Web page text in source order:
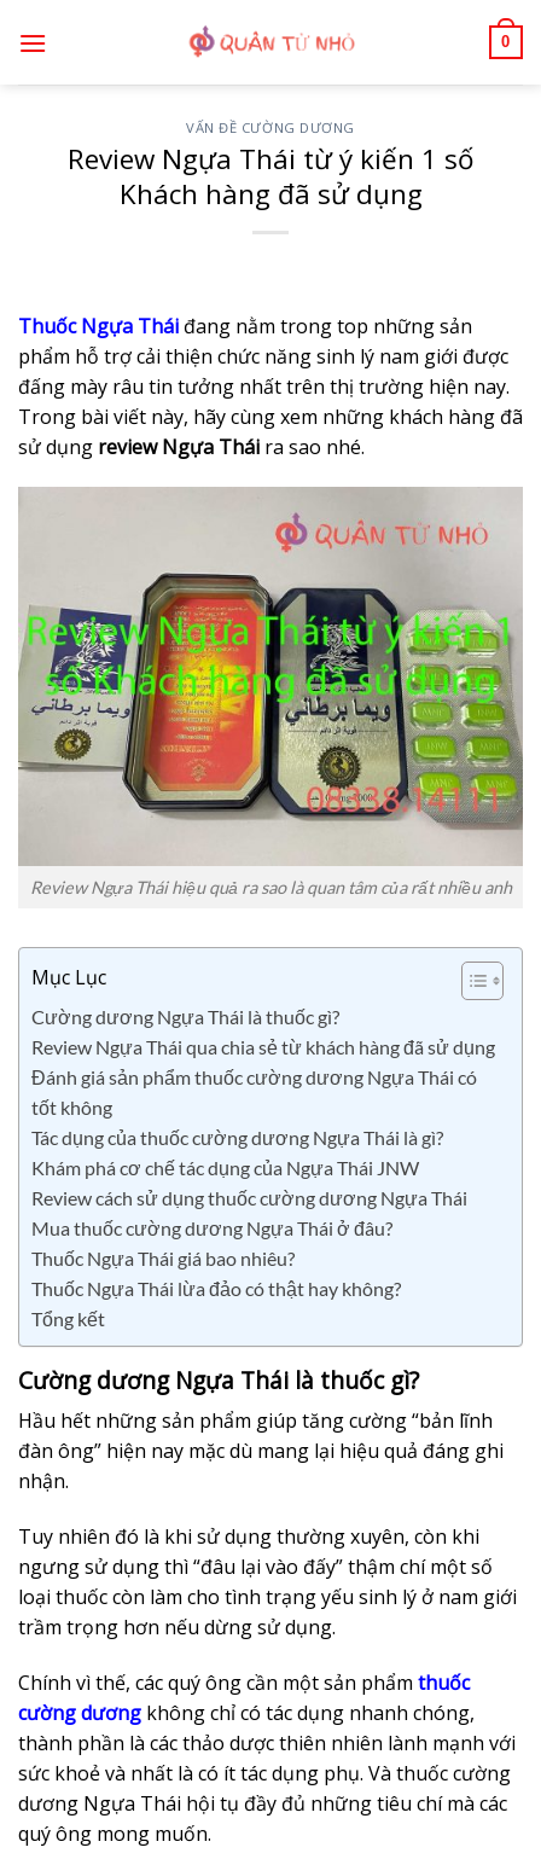
qua
0
VẤN ĐỀ CƯỜNG DƯƠNG
Review Ngựa Thái từ ý kiến 1 số
Khách hàng đã sử dụng
Thuốc Ngựa Thái đang nằm trong top những sản
phẩm hỗ trợ cải thiện chức năng sinh lý nam giới được
đấng mày râu tin tưởng nhất trên thị trường hiện nay.
Trong bài viết này, hãy cùng xem những khách hàng đã
sử dụng review Ngựa Thái ra sao nhé.
Review Ngựa Thái hiệu quả ra sao là quan tâm của rất nhiều anh
Mục Lục
Cường dương Ngựa Thái là thuốc gì?
Review Ngựa Thái qua chia sẻ từ khách hàng đã sử dụng
Đánh giá sản phẩm thuốc cường dương Ngựa Thái có
tốt không
Tác dụng của thuốc cường dương Ngựa Thái là gì?
Khám phá cơ chế tác dụng của Ngựa Thái JNW
Review cách sử dụng thuốc cường dương Ngựa Thái
Mua thuốc cường dương Ngựa Thái ở đâu?
Thuốc Ngựa Thái giá bao nhiêu?
Thuốc Ngựa Thái lừa đảo có thật hay không?
Tổng kết
Cường dương Ngựa Thái là thuốc gì?
Hầu hết những sản phẩm giúp tăng cường “bản lĩnh
đàn ông” hiện nay mặc dù mang lại hiệu quả đáng ghi
nhận.
Tuy nhiên đó là khi sử dụng thường xuyên, còn khi
ngưng sử dụng thì “đâu lại vào đấy” thậm chí một số
loại thuốc còn làm cho tình trạng yếu sinh lý ở nam giới
trầm trọng hơn nếu dừng sử dụng.
Chính vì thế, các quý ông cần một sản phẩm thuốc
cường dương không chỉ có tác dụng nhanh chóng,
thành phần là các thảo dược thiên nhiên lành mạnh với
sức khoẻ và nhất là có ít tác dụng phụ. Và thuốc cường
dương Ngựa Thái hội tụ đầy đủ những tiêu chí mà các
quý ông mong muốn.